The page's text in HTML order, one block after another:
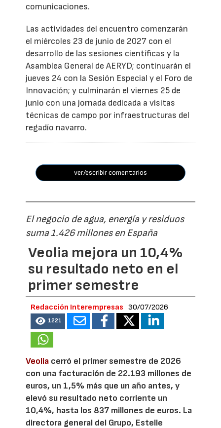
comunicaciones.
Las actividades del encuentro comenzarán
el miércoles 23 de junio de 2027 con el
desarrollo de las sesiones científicas y la
Asamblea General de AERYD; continuarán el
jueves 24 con la Sesión Especial y el Foro de
Innovación; y culminarán el viernes 25 de
junio con una jornada dedicada a visitas
técnicas de campo por infraestructuras del
regadío navarro.
ver/escribir comentarios
El negocio de agua, energía y residuos
suma 1.426 millones en España
Veolia mejora un 10,4%
su resultado neto en el
primer semestre
Redacción Interempresas 30/07/2026
1221
Veolia cerró el primer semestre de 2026
con una facturación de 22.193 millones de
euros, un 1,5% más que un año antes, y
elevó su resultado neto corriente un
10,4%, hasta los 837 millones de euros. La
directora general del Grupo, Estelle